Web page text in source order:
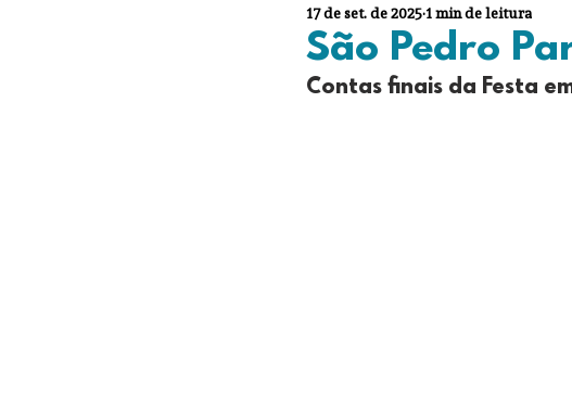
Ano PAstoral Boletim Igreja Nova
São Pedro
17 de set. de 20251 min de leitura
Contas finais da Festa